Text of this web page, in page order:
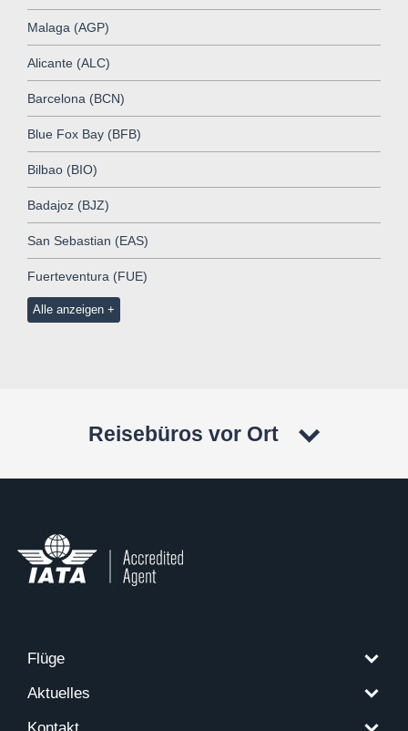
Malaga (AGP)
Alicante (ALC)
Barcelona (BCN)
Blue Fox Bay (BFB)
Bilbao (BIO)
Badajoz (BJZ)
San Sebastian (EAS)
Fuerteventura (FUE)
Alle anzeigen
Reisebüros vor Ort
Flüge
Aktuelles